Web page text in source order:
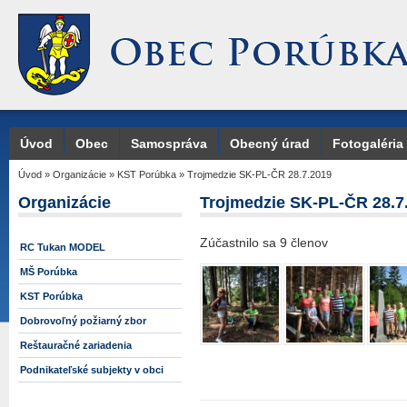
Úvod Obec Samospráva Obecný úrad Fotogaléria
Úvod » Organizácie » KST Porúbka » Trojmedzie SK-PL-ČR 28.7.2019
Organizácie
RC Tukan MODEL
MŠ Porúbka
KST Porúbka
Dobrovoľný požiarný zbor
Reštauračné zariadenia
Podnikateľské subjekty v obci
Trojmedzie SK-PL-ČR
Zúčastnilo sa 9 členov